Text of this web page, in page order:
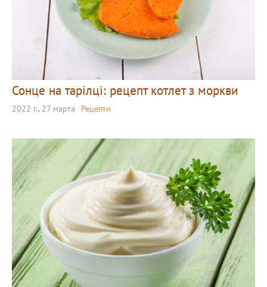
Сонце на тарілці: рецепт котлет з моркви
2022 г., 27 марта Рецепти